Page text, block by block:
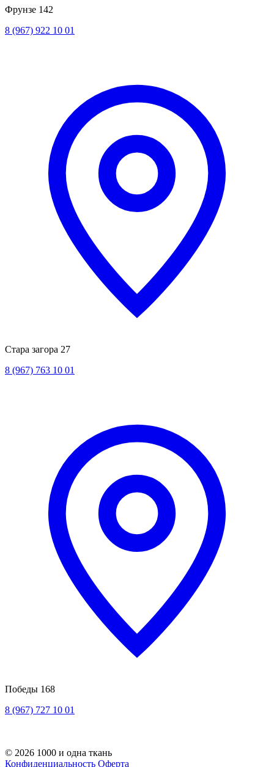
Фрунзе 142
8 (967) 922 10 01
Стара загора 27
8 (967) 763 10 01
Победы 168
8 (967) 727 10 01
© 2026 1000 и одна ткань
Конфиденциальность Оферта